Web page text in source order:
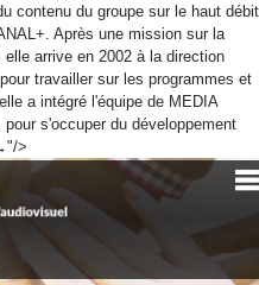
contenu du groupe sur le haut débit
Après une mission sur la
arrive en 2002 à la direction
travailler sur les programmes et
a intégré l'équipe de MEDIA
s'occuper du développement
>